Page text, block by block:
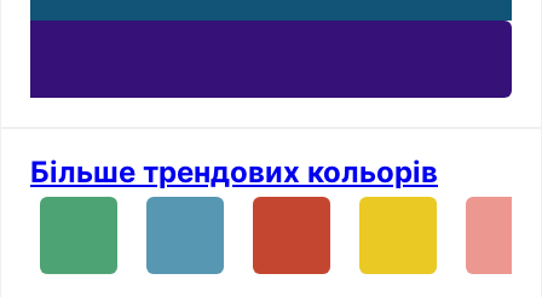
Більше трендових кольорів